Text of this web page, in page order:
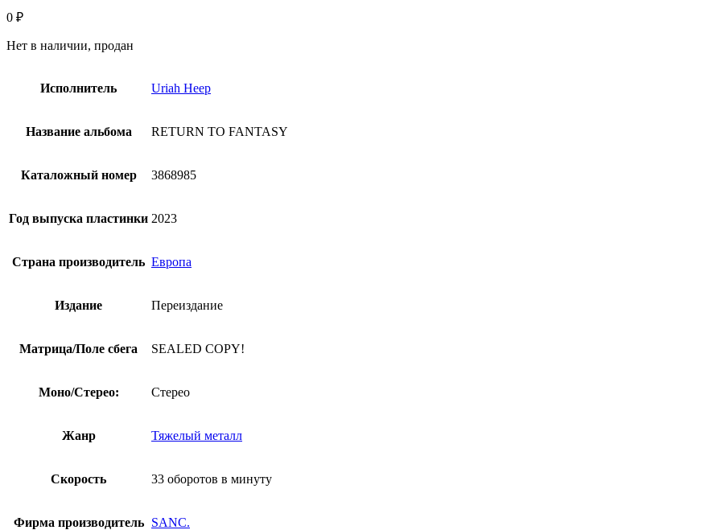
0 ₽
Нет в наличии, продан
Исполнитель Uriah Heep
Название альбома RETURN TO FANTASY
Каталожный номер 3868985
Год выпуска пластинки 2023
Страна производитель Европа
Издание Переиздание
Матрица/Поле сбега SEALED COPY!
Моно/Стерео: Стерео
Жанр Тяжелый металл
Скорость 33 оборотов в минуту
Фирма производитель SANC.